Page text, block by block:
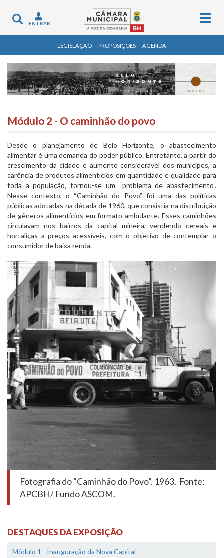
Toggle
navigation
ENTRAR
LEGISLAÇÃO PROPOSIÇÕES AGENDA
Módulo 2 - O caminhão do povo
Desde o planejamento de Belo Horizonte, o abastecimento
alimentar é uma demanda do poder público. Entretanto, a partir do
crescimento da cidade e aumento considerável dos munícipes, a
carência de produtos alimentícios em quantidade e qualidade para
toda a população, tornou-se um “problema de abastecimento”.
Nesse contexto, o “Caminhão do Povo” foi uma das políticas
públicas adotadas na década de 1960, que consistia na distribuição
de gêneros alimentícios em formato ambulante. Esses caminhões
circulavam nos bairros da capital mineira, vendendo cereais e
hortaliças a preços acessíveis, com o objetivo de contemplar o
consumidor de baixa renda.
Fotografia do “Caminhão do Povo”. 1963. Fonte:
APCBH/ Fundo ASCOM.
DESTAQUES DA EXPOSIÇÃO
Módulo 1 - Inauguração da Nova Capital